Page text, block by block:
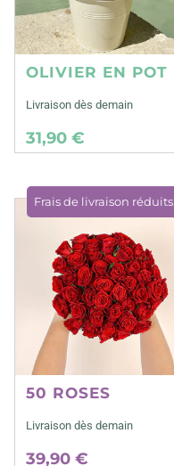
OLIVIER EN POT
Livraison dès demain
31,90 €
Frais de livraison réduits
50 ROSES
Livraison dès demain
39,90 €